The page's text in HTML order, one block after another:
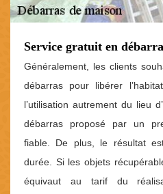
Service gratuit en
Généralement, les clients
débarras pour libérer
l’utilisation autrement du lieu
débarras proposé par un
fiable. De plus, le résultat
durée. Si les objets
équivaut au tarif du